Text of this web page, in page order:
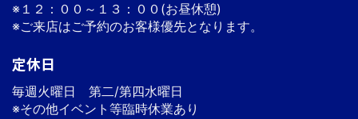
※１２：００～１３：００(お昼休憩)
※ご来店はご予約のお客様優先となります。
定休日
毎週火曜日 第二/第四水曜日
※その他イベント等臨時休業あり